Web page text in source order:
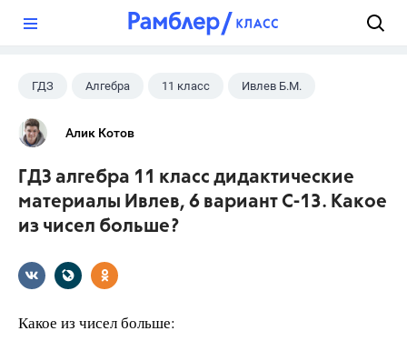
ГДЗ Алгебра 11 класс Ивлев Б.М.
Алик Котов
ГДЗ алгебра 11 класс дидактические
материалы Ивлев, 6 вариант С-13. Какое
из чисел больше?
Какое из чисел больше: